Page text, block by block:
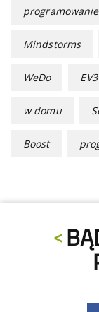
programowanie
Mindstorms
WeDo EV3
w domu
Boost